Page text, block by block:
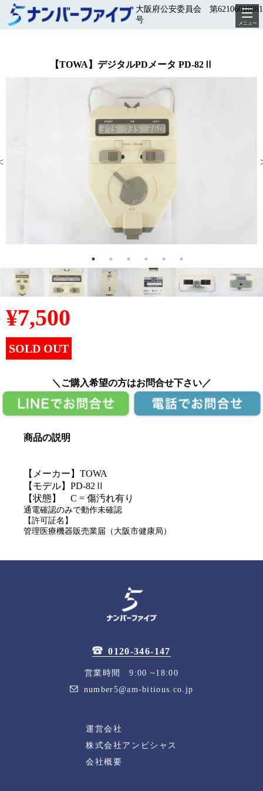
大阪府公安委員会 第
号
メニュー
【TOWA】デジタルPDメータ PD-82Ⅱ
¥7,500
SOLD OUT
＼ご購入希望の方はお問合せ下さい／
商品の説明
【メーカー】TOWA
【モデル】PD-82Ⅱ
【状態】 C = 傷汚れ有り
通電確認のみで動作未確認
【許可証名】
管理医療機器販売業届（大阪市健康局）
0120-346-147
営業時間 9:00 ~18:00
number5@am-bitious.co.jp
運営会社
株式会社アンビシャス
会社概要